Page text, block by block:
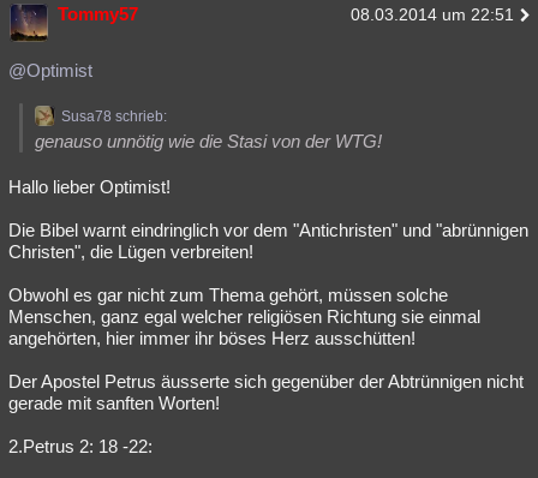
Tommy57 08.03.2014 um 22:51
@Optimist
Susa78 schrieb:
genauso unnötig wie die Stasi von der WTG!
Hallo lieber Optimist!
Die Bibel warnt eindringlich vor dem "Antichristen" und "abrünnigen
Christen", die Lügen verbreiten!
Obwohl es gar nicht zum Thema gehört, müssen solche
Menschen, ganz egal welcher religiösen Richtung sie einmal
angehörten, hier immer ihr böses Herz ausschütten!
Der Apostel Petrus äusserte sich gegenüber der Abtrünnigen nicht
gerade mit sanften Worten!
2.Petrus 2: 18 -22: